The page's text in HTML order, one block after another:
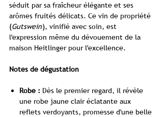
séduit par sa fraîcheur élégante et ses
arômes fruités délicats. Ce vin de propriété
(Gutswein), vinifié avec soin, est
l'expression même du dévouement de la
maison Heitlinger pour l'excellence.
Notes de dégustation
Robe : Dès le premier regard, il révèle
une robe jaune clair éclatante aux
reflets verdoyants, promesse d'une belle